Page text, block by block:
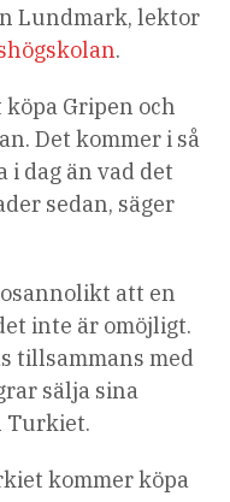
Lundmark, lektor
.
Gripen och
Det kommer i så
dag än vad det
sedan, säger
att en
inte är omöjligt.
tillsammans med
sälja sina
Turkiet.
kommer köpa